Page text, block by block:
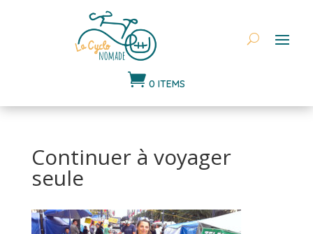
 0 ITEMS
Continuer à voyager
seule